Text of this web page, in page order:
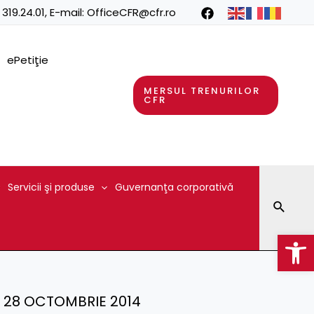
, E-mail: OfficeCFR@cfr.ro
ePetiţie
MERSUL TRENURILOR
CFR
Servicii şi produse Guvernanţa corporativă
OCTOMBRIE 2014